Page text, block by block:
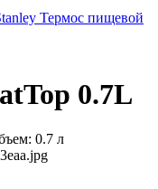
Термос пищевой
0.7L
0.7 л